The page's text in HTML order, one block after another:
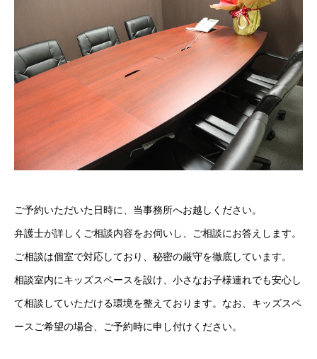
ご予約いただいた日時に、当事務所へお越しください。
弁護士が詳しくご相談内容をお伺いし、ご相談にお答えします。
ご相談は個室で対応しており、秘密の厳守を徹底しています。
相談室内にキッズスペースを設け、小さなお子様連れでも安心し
て相談していただける環境を整えております。なお、キッズスペ
ースご希望の場合、ご予約時に申し付けください。